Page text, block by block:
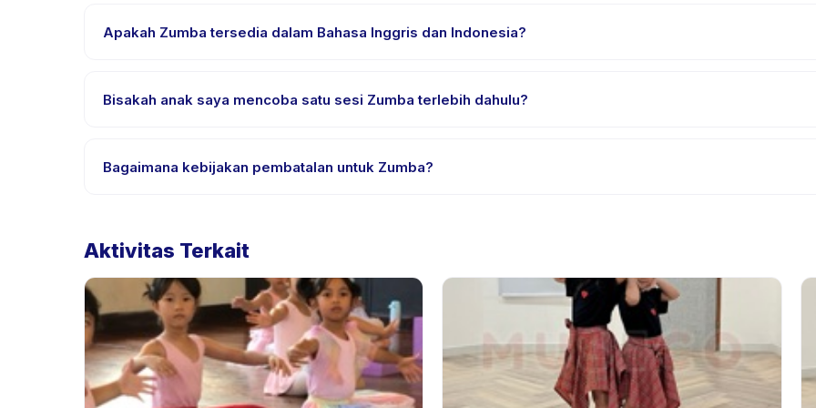
Apakah Zumba tersedia dalam Bahasa Inggris dan Indonesia?
didukung.
Bisakah anak saya mencoba satu sesi Zumba terlebih dahulu?
Bagaimana kebijakan pembatalan untuk Zumba?
Aktivitas Terkait